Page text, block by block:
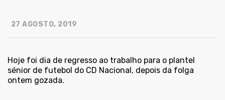
27 AGOSTO, 2019
Hoje foi dia de regresso ao trabalho para o plantel
sénior de futebol do CD Nacional, depois da folga
ontem gozada.